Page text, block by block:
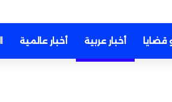
قضايا أخبار عربية أخبار عالمية